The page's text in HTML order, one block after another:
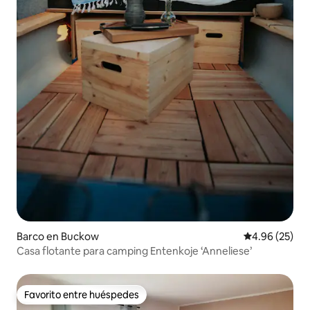
Barco en Buckow Calificación
4.96 (25)
Casa flotante para camping Entenkoje ‘Anneliese’
Favorito entre huéspedes
Favorito entre huéspedes